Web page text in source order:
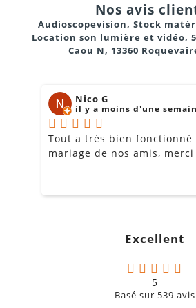
Nos avis
Audioscopevision, Stock
Location son lumière et vidéo,
Caou N, 13360
Nico G
il y a moins d'une
Tout a très bien fonctionné
mariage de nos amis, merci
Excellent
5
Basé sur 539 avis